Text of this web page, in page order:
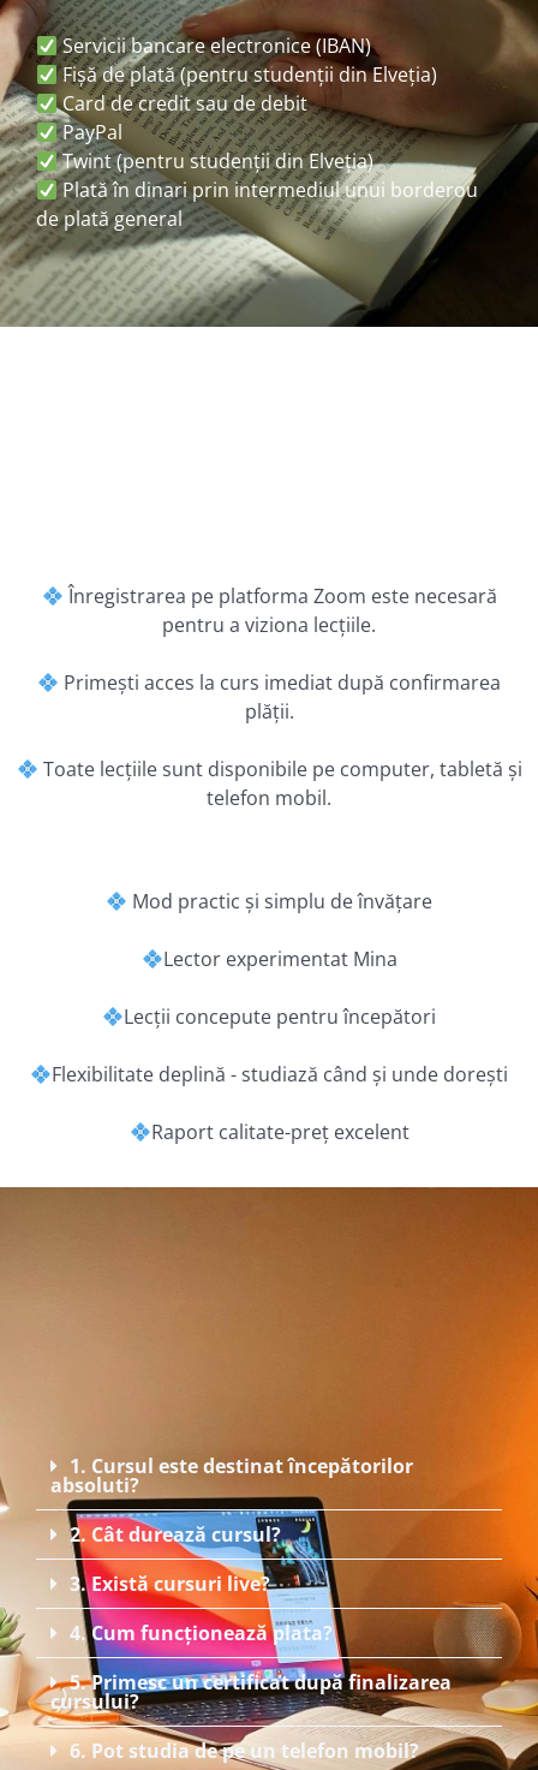
Servicii bancare electronice (IBAN)
Fișă de plată (pentru studenții din Elveția)
Card de credit sau de debit
PayPal
Twint (pentru studenții din Elveția)
Plată în dinari prin intermediul unui borderou
de plată general
Înregistrarea pe platforma Zoom este necesară
pentru a viziona lecțiile.
Primești acces la curs imediat după confirmarea
plății.
Toate lecțiile sunt disponibile pe computer, tabletă și
telefon mobil.
Mod practic și simplu de învățare
Lector experimentat Mina
Lecții concepute pentru începători
Flexibilitate deplină - studiază când și unde dorești
Raport calitate-preț excelent
1. Cursul este destinat începătorilor
absoluti?
2. Cât durează cursul?
3. Există cursuri live?
4. Cum funcționează plata?
5. Primesc un certificat după finalizarea
cursului?
6. Pot studia de pe un telefon mobil?